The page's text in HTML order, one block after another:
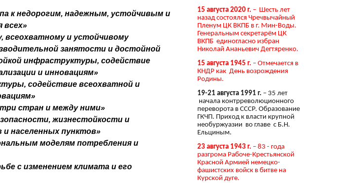
к недорогим, надежным, устойчивым и
всех»
всеохватному и устойчивому
занятости и достойной
инфраструктуры, содействие
и инновациям»
содействие всеохватной и
стран и между ними»
жизнестойкости и
и населенных пунктов»
моделям потребления и
с изменением климата и его
15 августа 2020 г. – Шесть лет
назад состоялся Чречвычайный
Пленум ЦК ВКПБ в г. Мин-Воды.
Генеральным секретарём ЦК
ВКПБ единогласно избран
Николай Ананьевич Дегтяренко.
15 августа 1945 г. – Отмечается в
КНДР как День возрождения
Родины.
19-21 августа 1991 г. – 35 лет
начала контрреволюционного
переворота в СССР. Образование
ГКЧП. Приход к власти крупной
необуржуазии во главе с Б.Н.
Ельциным.
23 августа 1943 г. – 83 - года
разгрома Рабоче-Крестьянской
Красной Армией немецко-
фашистских войск в битве на
Курской дуге.